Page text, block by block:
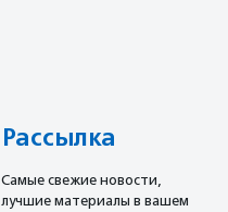
Рассылка
Cамые свежие новости,
лучшие материалы в вашем